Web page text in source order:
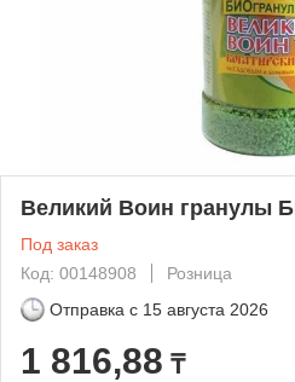
Великий Воин гранулы
Под заказ
Код: 00148908
Розница
Отправка с 15 августа 2026
1 816,88 ₸